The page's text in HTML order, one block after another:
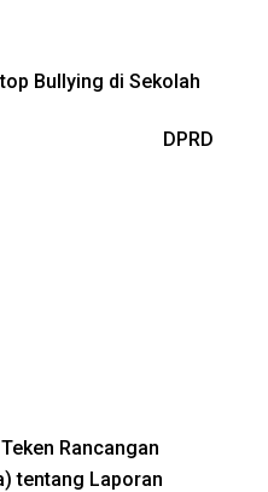
Bullying di Sekolah
DPRD
Rancangan
tentang Laporan